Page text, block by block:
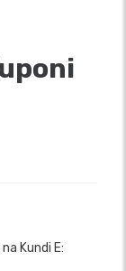
Kundi E: